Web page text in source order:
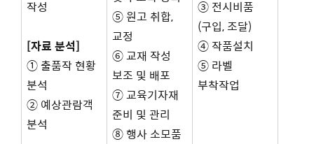
작성
[자료 분석]
① 출품작 현황
분석
② 예상관람객
분석
⑤ 원고 취합,
교정
⑥ 교재 작성
보조 및 배포
⑦ 교육기자재
준비 및 관리
⑧ 행사 소모품
③ 전시비품
(구입, 조달)
④ 작품설치
⑤ 라벨
부착작업